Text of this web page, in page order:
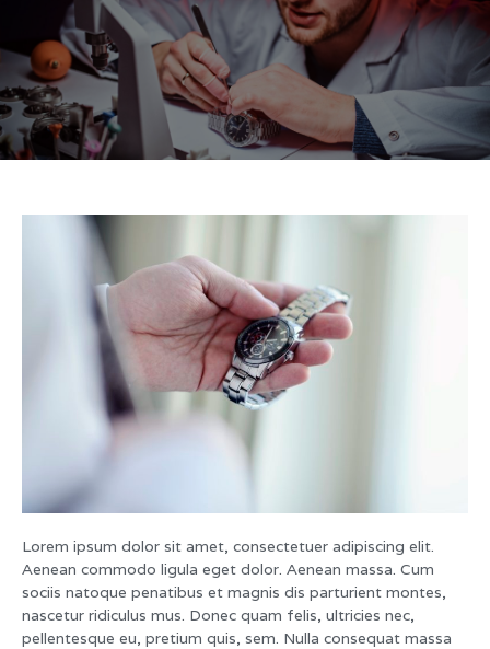
Lorem ipsum dolor sit amet, consectetuer adipiscing elit.
Aenean commodo ligula eget dolor. Aenean massa. Cum
sociis natoque penatibus et magnis dis parturient montes,
nascetur ridiculus mus. Donec quam felis, ultricies nec,
pellentesque eu, pretium quis, sem. Nulla consequat massa